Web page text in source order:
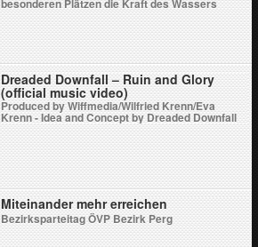
besonderen Plätzen die Kraft des Wassers
spüren.
Dreaded Downfall – Ruin and Glory
(official music video)
Produced by Wiffmedia/Wilfried Krenn/Eva
Krenn - Idea and Concept by Dreaded Downfall
Miteinander mehr erreichen
Bezirksparteitag ÖVP Bezirk Perg